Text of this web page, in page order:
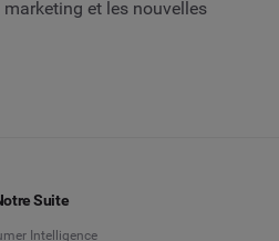
et les nouvelles
Suite
Intelligence